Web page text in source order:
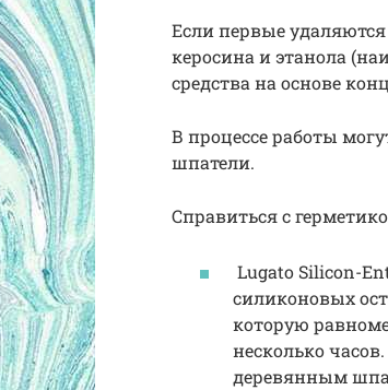
Если первые
керосина и этанола
средства на основе
В процессе работы
шпатели.
Справиться с
Lugato Silicon-
силиконовых
которую
несколько
деревянным